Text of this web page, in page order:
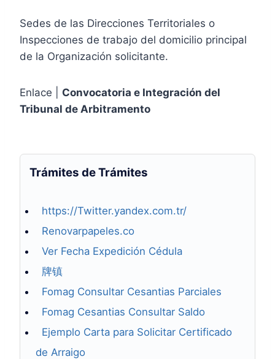
Sedes de las Direcciones Territoriales o
Inspecciones de trabajo del domicilio principal
de la Organización solicitante.
Enlace | Convocatoria e Integración del
Tribunal de Arbitramento
Trámites de Trámites
https://Twitter.yandex.com.tr/
Renovarpapeles.co
Ver Fecha Expedición Cédula
牌镇
Fomag Consultar Cesantias Parciales
Fomag Cesantias Consultar Saldo
Ejemplo Carta para Solicitar Certificado
de Arraigo